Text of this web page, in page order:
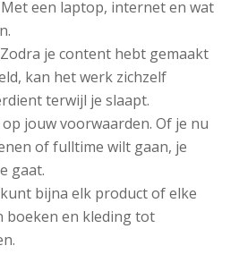
een laptop, internet en wat
je content hebt gemaakt
kan het werk zichzelf
terwijl je slaapt.
op jouw voorwaarden. Of je nu
of fulltime wilt gaan, je
gaat.
kunt bijna elk product of elke
boeken en kleding tot